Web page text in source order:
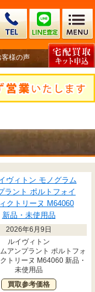
客様の声
2026年6月9日
ルイヴィトン
アンプラント ポルトフォ
トリーヌ M64060 新品・
未使用品
買取参考価格